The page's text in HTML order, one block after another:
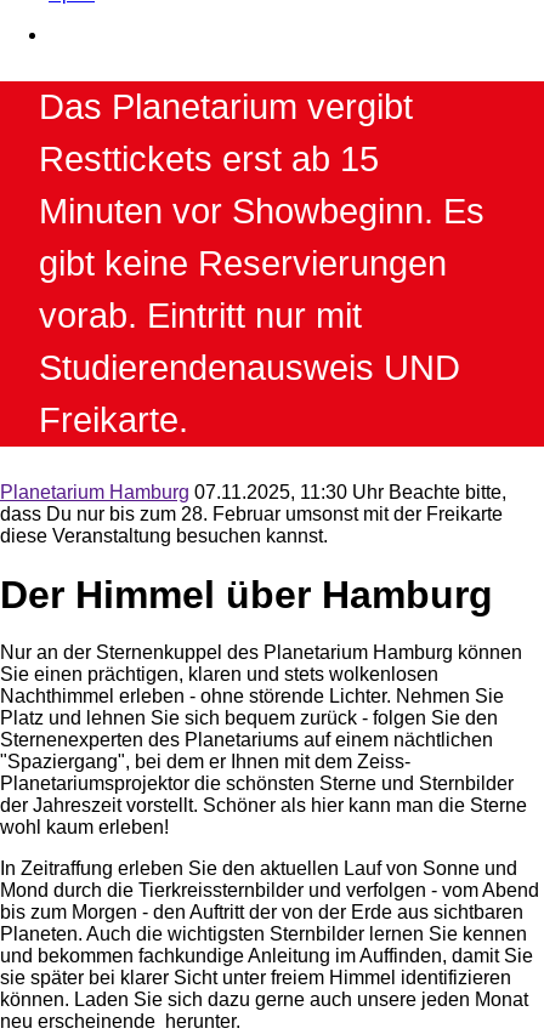
Das Planetarium vergibt
Resttickets erst ab 15
Minuten vor Showbeginn. Es
gibt keine Reservierungen
vorab. Eintritt nur mit
Studierendenausweis UND
Freikarte.
Planetarium Hamburg 07.11.2025, 11:30 Uhr Beachte bitte,
dass Du nur bis zum 28. Februar umsonst mit der Freikarte
diese Veranstaltung besuchen kannst.
Der Himmel über Hamburg
Nur an der Sternenkuppel des Planetarium Hamburg können
Sie einen prächtigen, klaren und stets wolkenlosen
Nachthimmel erleben - ohne störende Lichter. Nehmen Sie
Platz und lehnen Sie sich bequem zurück - folgen Sie den
Sternenexperten des Planetariums auf einem nächtlichen
"Spaziergang", bei dem er Ihnen mit dem Zeiss-
Planetariumsprojektor die schönsten Sterne und Sternbilder
der Jahreszeit vorstellt. Schöner als hier kann man die Sterne
wohl kaum erleben!
In Zeitraffung erleben Sie den aktuellen Lauf von Sonne und
Mond durch die Tierkreissternbilder und verfolgen - vom Abend
bis zum Morgen - den Auftritt der von der Erde aus sichtbaren
Planeten. Auch die wichtigsten Sternbilder lernen Sie kennen
und bekommen fachkundige Anleitung im Auffinden, damit Sie
sie später bei klarer Sicht unter freiem Himmel identifizieren
können. Laden Sie sich dazu gerne auch unsere jeden Monat
neu erscheinende herunter.